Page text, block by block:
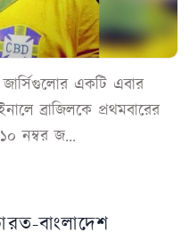
একটি এবার
ব্রাজিলকে প্রথমবারের
নম্বর জ...
বাংলাদেশ